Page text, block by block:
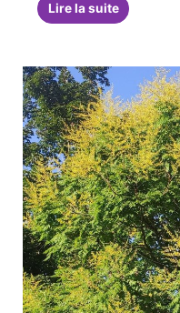
Lire la suite